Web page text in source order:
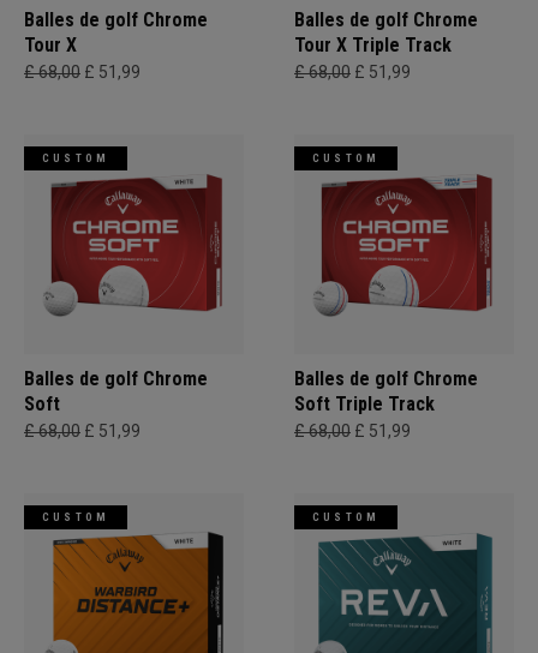
Balles de golf Chrome
Tour X
£ 68,00 £ 51,99
Balles de golf Chrome
Tour X Triple Track
£ 68,00 £ 51,99
CUSTOM
Balles de golf Chrome
Soft
£ 68,00 £ 51,99
CUSTOM
Balles de golf Chrome
Soft Triple Track
£ 68,00 £ 51,99
CUSTOM CUSTOM